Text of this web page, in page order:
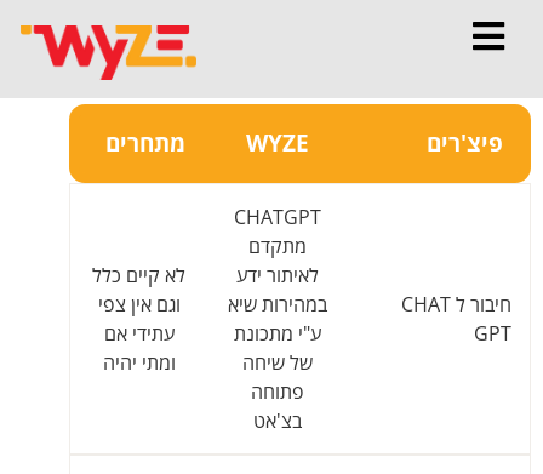
השוואת פיצ'רים מרכזיים - WYZE - WYZE
פיצ'רים WYZE מתחרים
חיבור ל CHAT
GPT
CHATGPT
מתקדם
לאיתור ידע
במהירות שיא
ע"י מתכונת
של שיחה
פתוחה
בצ'אט
לא קיים כלל
וגם אין צפי
עתידי אם
ומתי יהיה